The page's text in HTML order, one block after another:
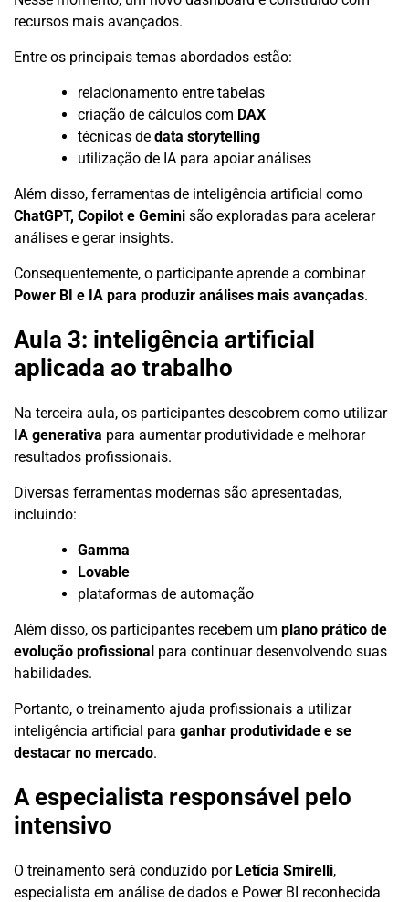
recursos mais avançados.
Entre os principais temas abordados estão:
relacionamento entre tabelas
criação de cálculos com DAX
técnicas de data storytelling
utilização de IA para apoiar análises
Além disso, ferramentas de inteligência artificial como
ChatGPT, Copilot e Gemini são exploradas para acelerar
análises e gerar insights.
Consequentemente, o participante aprende a combinar
Power BI e IA para produzir análises mais avançadas.
Aula 3: inteligência artificial
aplicada ao trabalho
Na terceira aula, os participantes descobrem como utilizar
IA generativa para aumentar produtividade e melhorar
resultados profissionais.
Diversas ferramentas modernas são apresentadas,
incluindo:
Gamma
Lovable
plataformas de automação
Além disso, os participantes recebem um plano prático de
evolução profissional para continuar desenvolvendo suas
habilidades.
Portanto, o treinamento ajuda profissionais a utilizar
inteligência artificial para ganhar produtividade e se
destacar no mercado.
A especialista responsável pelo
intensivo
O treinamento será conduzido por Letícia Smirelli,
especialista em análise de dados e Power BI reconhecida